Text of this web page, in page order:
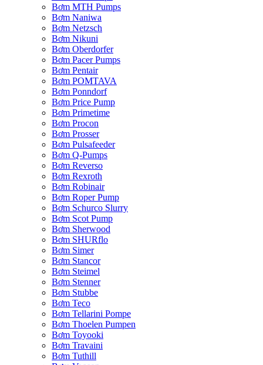
Bơm MTH Pumps
Bơm Naniwa
Bơm Netzsch
Bơm Nikuni
Bơm Oberdorfer
Bơm Pacer Pumps
Bơm Pentair
Bơm POMTAVA
Bơm Ponndorf
Bơm Price Pump
Bơm Primetime
Bơm Procon
Bơm Prosser
Bơm Pulsafeeder
Bơm Q-Pumps
Bơm Reverso
Bơm Rexroth
Bơm Robinair
Bơm Roper Pump
Bơm Schurco Slurry
Bơm Scot Pump
Bơm Sherwood
Bơm SHURflo
Bơm Simer
Bơm Stancor
Bơm Steimel
Bơm Stenner
Bơm Stubbe
Bơm Teco
Bơm Tellarini Pompe
Bơm Thoelen Pumpen
Bơm Toyooki
Bơm Travaini
Bơm Tuthill